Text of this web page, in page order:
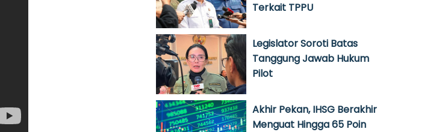
Terkait TPPU
Legislator Soroti Batas
Tanggung Jawab Hukum
Pilot
Akhir Pekan, IHSG Berakhir
Menguat Hingga 65 Poin